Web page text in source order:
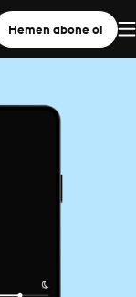
Hemen abone ol